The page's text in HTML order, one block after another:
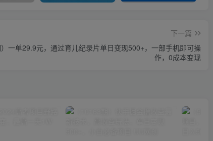
下一篇
）一单29.9元，通过育儿纪录片单日变现500+，一部手机即可操
作，0成本变现